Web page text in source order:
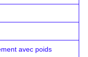
avec poids